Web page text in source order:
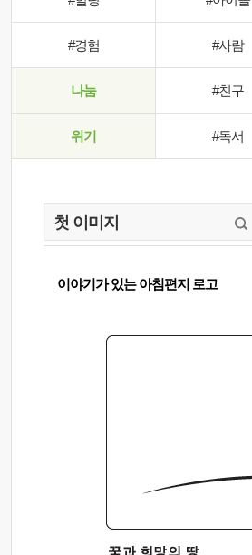
#경험 #사람
나눔 #친구
위기 #독서
이야기가 있는 아침편지 로고